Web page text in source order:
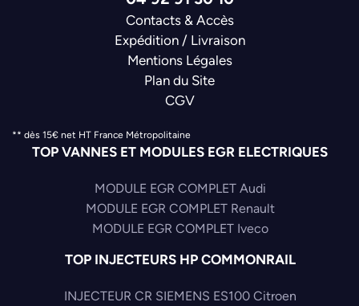
Contacts & Accès
Expédition / Livraison
Mentions Légales
Plan du Site
CGV
** dès 15€ net HT France Métropolitaine
TOP VANNES ET MODULES EGR ELECTRIQUES
MODULE EGR COMPLET Audi
MODULE EGR COMPLET Renault
MODULE EGR COMPLET Iveco
TOP INJECTEURS HP COMMONRAIL
INJECTEUR CR SIEMENS ES100 Citroen